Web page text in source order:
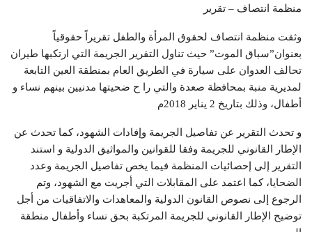
منظمة انتصاف – تقرير
وثقت منظمة انتصاف لحقوق المرأة والطفل تقريراً حقوقياً
بعنوان”سباق الموت” حيث تناول التقرير الجريمة التي ارتكبها طيران
تحالف العدوان على سيارة في الطريق العام بمنطقة العين التابعة
لمدیریة منبة بمحافظة صعدة والتي را ح ضحيتها مدنيين بينهم نساء و
أطفال، وذلك بتاريخ 2 يناير 2018م
و تحدث التقرير عن تفاصيل الجريمة وإفادات الشهود، كما تحدث عن
الإطار القانوني للجريمة وفقا للقوانين والمواثيق الدولية و استند
التقرير إلى إحصائيات المنظمة فيما يخص تفاصيل الجريمة وعدد
الضحايا، كما اعتمد على المقابلات التي أجريت مع الشهود، وتم
الرجوع إلى نصوص القانون الدولية والمعاهدات والاتفاقيات من أجل
توضيح الإطار القانوني للجريمة المرتكبة بحق نساء وأطفال منطقة